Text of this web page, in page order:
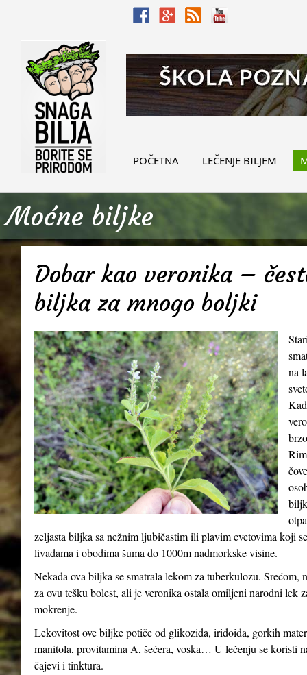
POČETNA LEČENJE BILJEM
Moćne biljke
Dobar kao veronika –
biljka za mnogo boljki
na
zeljasta biljka sa nežnim ljubičastim ili plavim cvetovima koji
livadama i obodima šuma do 1000m nadmorkske visine.
Nekada ova biljka se smatrala lekom za tuberkulozu.
za ovu tešku bolest, ali je veronika ostala omiljeni narodni lek
mokrenje.
Lekovitost ove biljke potiče od glikozida, iridoida, gorkih
manitola, provitamina A, šećera, voska… U lečenju se koristi
čajevi i tinktura.